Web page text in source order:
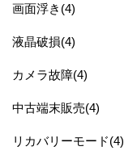
画面浮き(4)
液晶破損(4)
カメラ故障(4)
中古端末販売(4)
リカバリーモード(4)